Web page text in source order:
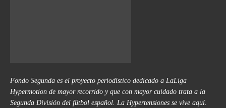
Fondo Segunda es el proyecto periodístico dedicado a LaLiga
Hypermotion de mayor recorrido y que con mayor cuidado trata a la
Segunda División del fútbol español. La Hypertensiones se vive aquí.